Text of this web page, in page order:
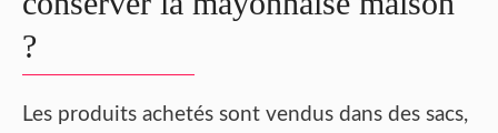
?
Les produits achetés sont vendus dans des sacs,